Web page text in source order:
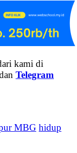
kami di
Telegram
MBG hidup